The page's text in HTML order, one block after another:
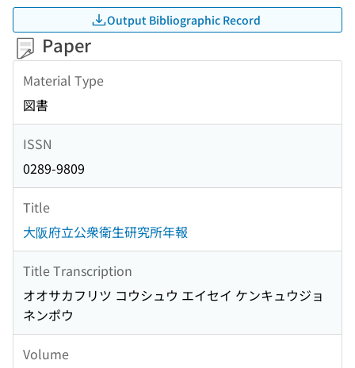
Output Bibliographic Record
Paper
Material Type
図書
ISSN
0289-9809
Title
大阪府立公衆衛生研究所年報
Title Transcription
オオサカフリツ コウシュウ エイセイ ケンキュウジョ
ネンポウ
Volume